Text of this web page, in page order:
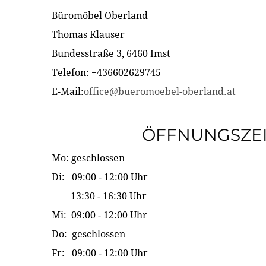
Büromöbel Oberland
Thomas Klauser
Bundesstraße 3, 6460 Imst
Telefon: +436602629745
E-Mail:office@bueromoebel-oberland.at
Mo: geschlossen
Di: 09:00 - 12:00 Uhr
13:30 - 16:30 Uhr
Mi: 09:00 - 12:00 Uhr
Do: geschlossen
Fr: 09:00 - 12:00 Uhr